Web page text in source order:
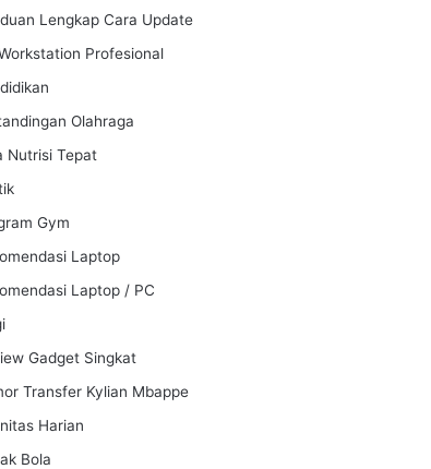
Lengkap Cara Update
Profesional
Olahraga
Nutrisi Tepat
Gym
Laptop
Laptop / PC
Gadget Singkat
Transfer Kylian Mbappe
Harian
Bola